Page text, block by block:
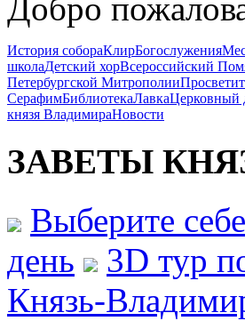
Добро
История собораКлирБогослужения
школаДетский хорВсероссийский
Петербургской Митрополии
СерафимБиблиотекаЛавкаЦерковный
князя ВладимираНовости
ЗАВЕТЫ
Выберите
день
3D тур
Князь-